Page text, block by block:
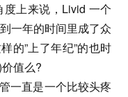
上来说，Livid 一个
一年的时间里成了众
的”上了年纪”的也时
值么?
一直是一个比较头疼